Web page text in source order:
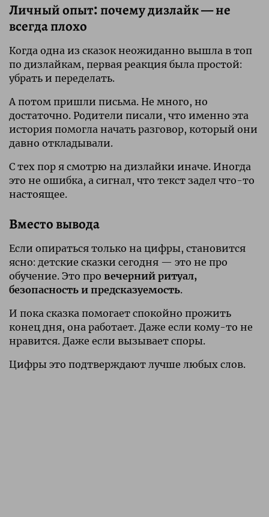
Личный опыт: почему дизлайк — не
всегда плохо
Когда одна из сказок неожиданно вышла в топ
по дизлайкам, первая реакция была простой:
убрать и переделать.
А потом пришли письма. Не много, но
достаточно. Родители писали, что именно эта
история помогла начать разговор, который они
давно откладывали.
С тех пор я смотрю на дизлайки иначе. Иногда
это не ошибка, а сигнал, что текст задел что-то
настоящее.
Вместо вывода
Если опираться только на цифры, становится
ясно: детские сказки сегодня — это не про
обучение. Это про вечерний ритуал,
безопасность и предсказуемость.
И пока сказка помогает спокойно прожить
конец дня, она работает. Даже если кому-то не
нравится. Даже если вызывает споры.
Цифры это подтверждают лучше любых слов.